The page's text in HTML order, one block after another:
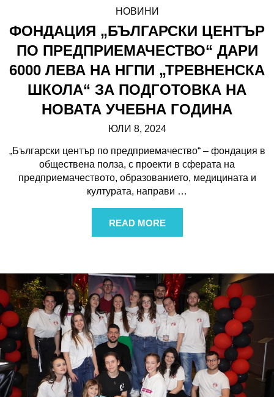
НОВИНИ
ФОНДАЦИЯ „БЪЛГАРСКИ ЦЕНТЪР
ПО ПРЕДПРИЕМАЧЕСТВО“ ДАРИ
6000 ЛЕВА НА НГПИ „ТРЕВНЕНСКА
ШКОЛА“ ЗА ПОДГОТОВКА НА
НОВАТА УЧЕБНА ГОДИНА
ЮЛИ 8, 2024
„Български център по предприемачество“ – фондация в
обществена полза, с проекти в сферата на
предприемачеството, образованието, медицината и
културата, направи …
READ MORE